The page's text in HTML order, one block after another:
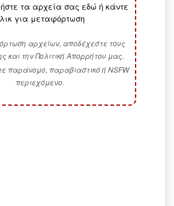
τα αρχεία σας εδώ ή κάντε
για μεταφόρτωση
αρχείων, αποδέχεστε τους
και την Πολιτική Απορρήτου μας.
παράνομο, παραβιαστικό ή NSFW
περιεχόμενο.